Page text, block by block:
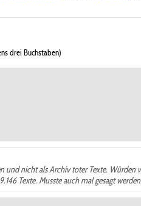
drei Buchstaben)
nicht als Archiv toter Texte.
Texte. Musste auch mal gesagt